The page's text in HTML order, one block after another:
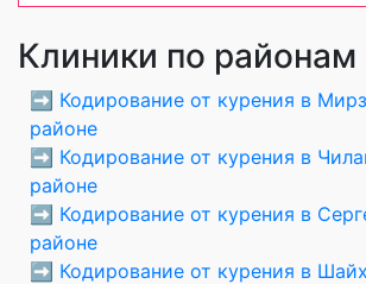
Клиники по районам
➡️ Кодирование от курения в
районе
➡️ Кодирование от курения в
районе
➡️ Кодирование от курения в
районе
➡️ Кодирование от курения в